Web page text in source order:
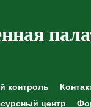
контроль
центр